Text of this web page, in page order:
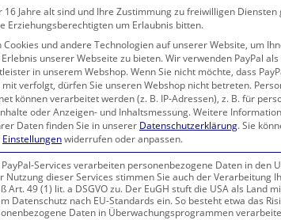
Selbständige,
Starte jetzt im
Du:
gewinnst Kunden
trägst zu der
gesamten
betreust und
entwickelst Deine
besitzt ein hohes
16 Jahre alt sind und Ihre Zustimmung zu freiwilligen Diensten
Erziehungsberechtigten um Erlaubnis bitten.
und andere Technologien auf unserer Website, um
unserer Webseite zu bieten. Wir verwenden PayPal als
in unserem Webshop. Wenn Sie nicht möchte, dass
verfolgt, dürfen Sie unseren Webshop nicht betreten.
können verarbeitet werden (z. B. IP-Adressen), z. B. für
oder Anzeigen- und Inhaltsmessung.Weitere
Daten finden Sie in unserer Datenschutzerklärung.Sie
Einstellungenwiderrufen oder anpassen.
Services verarbeiten personenbezogene Daten in den
Nutzung dieser Services stimmen Sie auch der Verarbeitung
Art. 49 (1) lit. a DSGVO zu. Der EuGH stuft die USA als Land
Datenschutz nach EU-Standards ein. So besteht etwa das
Daten in Überwachungsprogrammen